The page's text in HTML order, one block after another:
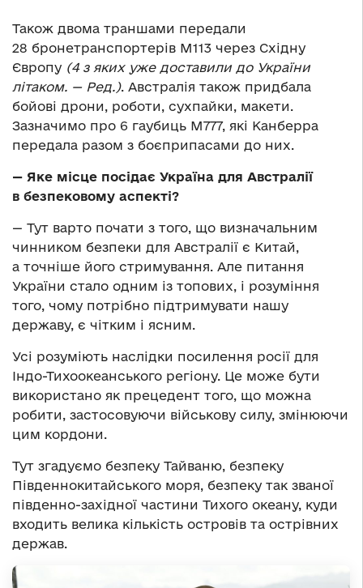
Також двома траншами передали
28 бронетранспортерів M113 через Східну
Європу (4 з яких уже доставили до України
літаком. — Ред.). Австралія також придбала
бойові дрони, роботи, сухпайки, макети.
Зазначимо про 6 гаубиць M777, які Канберра
передала разом з боєприпасами до них.
— Яке місце посідає Україна для Австралії
в безпековому аспекті?
— Тут варто почати з того, що визначальним
чинником безпеки для Австралії є Китай,
а точніше його стримування. Але питання
України стало одним із топових, і розуміння
того, чому потрібно підтримувати нашу
державу, є чітким і ясним.
Усі розуміють наслідки посилення росії для
Індо-Тихоокеанського регіону. Це може бути
використано як прецедент того, що можна
робити, застосовуючи військову силу, змінюючи
цим кордони.
Тут згадуємо безпеку Тайваню, безпеку
Південнокитайського моря, безпеку так званої
південно-західної частини Тихого океану, куди
входить велика кількість островів та острівних
держав.